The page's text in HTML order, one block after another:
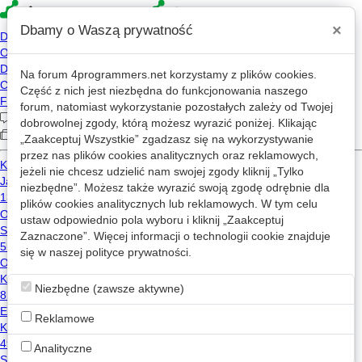
Wiadomość
CorruptedByCPU
https://blackdev.org/
CorruptedByCPU
dziś, 13:55
2014-05-17 13:28
8,174 wizyt
Inne
osdev
kernel
programowanie-systemowe
Dbamy o Waszą prywatność ×
Na forum 4programmers.net korzystamy z plików cookies.
Część z nich jest niezbędna do funkcjonowania naszego
forum, natomiast wykorzystanie pozostałych zależy od Twojej
dobrowolnej zgody, którą możesz wyrazić poniżej. Klikając
„Zaakceptuj Wszystkie” zgadzasz się na wykorzystywanie
przez nas plików cookies analitycznych oraz reklamowych,
jeżeli nie chcesz udzielić nam swojej zgody kliknij „Tylko
niezbędne”. Możesz także wyrazić swoją zgodę odrębnie dla
plików cookies analitycznych lub reklamowych. W tym celu
ustaw odpowiednio pola wyboru i kliknij „Zaakceptuj
Zaznaczone”. Więcej informacji o technologii cookie znajduje
się w naszej polityce prywatności.
Niezbędne (zawsze aktywne)
Reklamowe
Analityczne